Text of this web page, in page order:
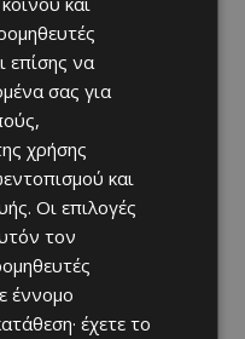
επίσης να
σας για
χρήσης
και
Οι επιλογές
τον
έννομο
έχετε το